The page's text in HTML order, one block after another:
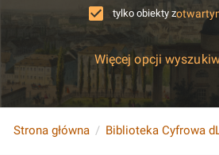
tylko obiekty z
Więcej opcji
Strona główna Biblioteka Cyfrowa